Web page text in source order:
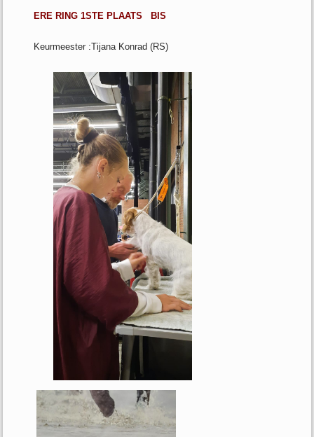
ERE RING 1STE PLAATS BIS
Keurmeester :Tijana Konrad (RS)